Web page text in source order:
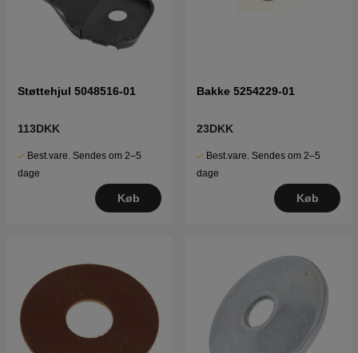
Støttehjul 5048516-01
113DKK
Best.vare. Sendes om 2–5
dage
Køb
Bakke 5254229-01
23DKK
Best.vare. Sendes om 2–5
dage
Køb